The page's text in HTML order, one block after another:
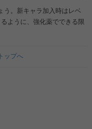
う。新キャラ加入時はレベ
ように、強化薬でできる限
ップへ